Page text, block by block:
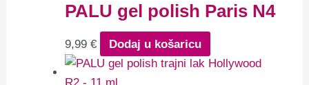
PALU gel polish Paris N4
9,99€ Dodaj u košaricu